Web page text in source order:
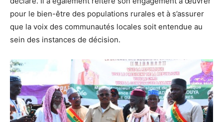
pour le bien-être des populations rurales et à s’assurer
que la voix des communautés locales soit entendue au
sein des instances de décision.